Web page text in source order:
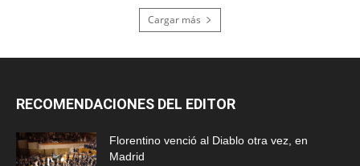
Cargar más
RECOMENDACIONES DEL EDITOR
Florentino venció al Diablo otra vez, en
Madrid